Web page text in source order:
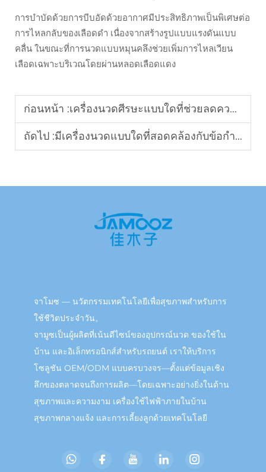
การบำบัดด้วยการบีบอัดด้วยอากาศมีประสิทธิภาพเป็นพิเศษต่อ
การไหลกลับของเลือดดำ เนื่องจากสร้างรูปแบบแรงดันแบบ
คลื่น ในขณะที่การนวดแบบหมุนคลึงช่วยเพิ่มการไหลเวียน
เลือดเฉพาะบริเวณโดยผ่านหลอดเลือดแดง
ก่อนหน้า :เครื่องนวดศีรษะแบบใดที่ช่วยลดความเมื่อยล้าได้อย่างมีประสิทธิภาพ?
ถัดไป :มีเครื่องนวดแบบใดที่สอดคล้องกับข้อกำหนด OEM แบบเฉพาะเจาะจง?
จาโมซ — นวัตกรรมเทคโนโลยีเพื่อสุขภาพสำหรับการ
ใช้ชีวิตประจำวัน。
จามูซเป็นผู้ผลิตที่เน้นดีไซน์ของอุปกรณ์นวด ของใช้ใน
บ้าน และอิเล็กทรอนิกส์สำหรับรถยนต์ เราให้บริการ
โซลูชัน OEM/ODM แบบครบวงจร—ตั้งแต่ข้อมูลเชิง
ลึกของตลาดจนถึงการผลิต—โดยเฉพาะอย่างยิ่งในด้าน
สุขภาพและความงาม เครื่องใช้ไฟฟ้าภายในบ้าน
สุขภาพกลางแจ้ง และการเลี้ยงลูกด้วยเทคโนโลยี